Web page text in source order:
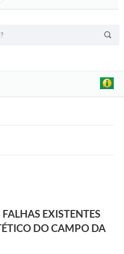
EXISTENTES
DO CAMPO DA